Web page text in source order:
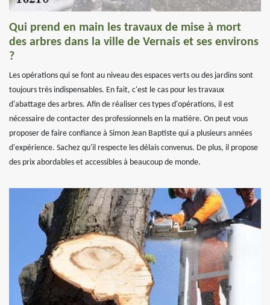
Qui prend en main les travaux de mise à mort
des arbres dans la ville de Vernais et ses environs
?
Les opérations qui se font au niveau des espaces verts ou des jardins sont
toujours très indispensables. En fait, c'est le cas pour les travaux
d'abattage des arbres. Afin de réaliser ces types d'opérations, il est
nécessaire de contacter des professionnels en la matière. On peut vous
proposer de faire confiance à Simon Jean Baptiste qui a plusieurs années
d'expérience. Sachez qu'il respecte les délais convenus. De plus, il propose
des prix abordables et accessibles à beaucoup de monde.